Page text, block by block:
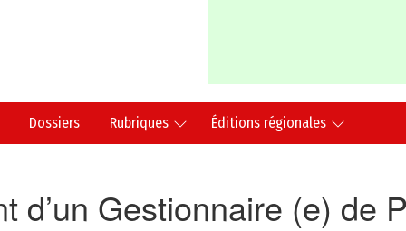
Dossiers Rubriques Éditions régionales
d’un Gestionnaire (e) de